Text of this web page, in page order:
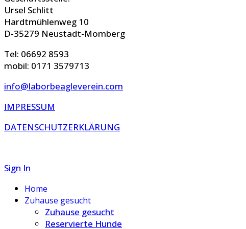
Ursel Schlitt
Hardtmühlenweg 10
D-35279 Neustadt-Momberg
Tel: 06692 8593
mobil: 0171 3579713
info@laborbeagleverein.com
IMPRESSUM
DATENSCHUTZERKLÄRUNG
Sign In
Home
Zuhause gesucht
Zuhause gesucht
Reservierte Hunde